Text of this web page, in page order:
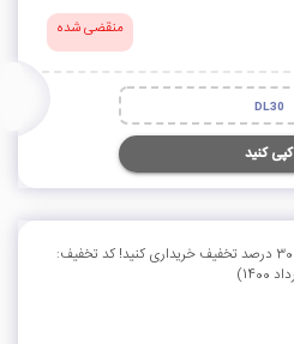
منقضی شده
DL30
کپی کنید
سرویس های سرور مجازی حجیم را با 30 درصد تخفیف خریداری کنید! کد تخفیف: